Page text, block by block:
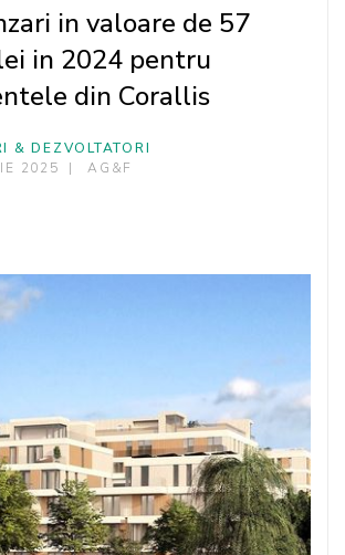
in valoare de 57
in 2024 pentru
din Corallis
& DEZVOLTATORI
2025
AG&F